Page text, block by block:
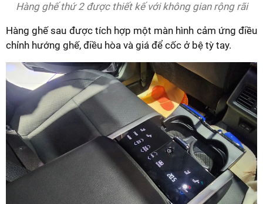
Hàng ghế thứ 2 được thiết kế với không gian rộng rãi
Hàng ghế sau được tích hợp một màn hình cảm ứng điều
chỉnh hướng ghế, điều hòa và giá để cốc ở bệ tỳ tay.